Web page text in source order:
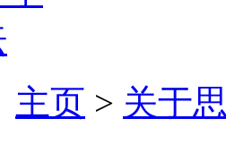
主页 > 关于